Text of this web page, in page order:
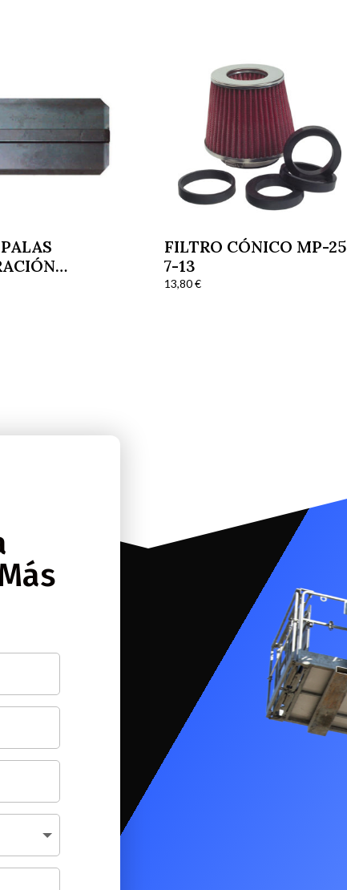
120(4Ud)
FILTRO CÓNICO MP-25
7-13
13,80€